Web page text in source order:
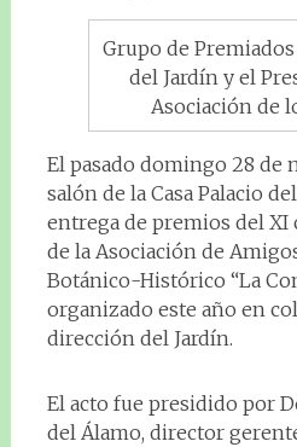
Grupo de
del Jardín y el
Asociación de
El pasado domingo 28 de
salón de la Casa Palacio
entrega de premios del XI
de la Asociación de
Botánico-Histórico “La
organizado este año en
dirección del Jardín.
El acto fue presidido por
del Álamo, director